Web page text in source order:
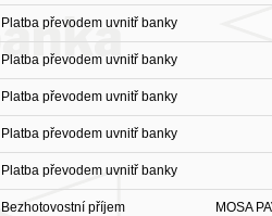
Platba převodem uvnitř banky
Platba převodem uvnitř banky
Platba převodem uvnitř banky
Platba převodem uvnitř banky
Platba převodem uvnitř banky
Bezhotovostní příjem MOSA